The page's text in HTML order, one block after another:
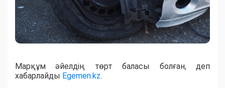
Марқұм әйелдің төрт баласы болған, деп
хабарлайды Egemen.kz.